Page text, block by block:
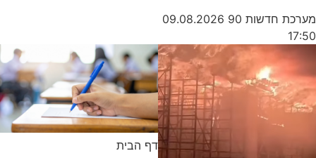
מערכת חדשות 90
09.08.2026
17:50
דף הבית